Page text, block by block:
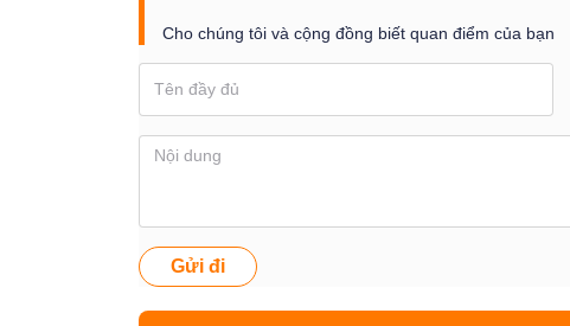
Cho chúng tôi và cộng đồng biết quan điểm của bạn
Gửi đi